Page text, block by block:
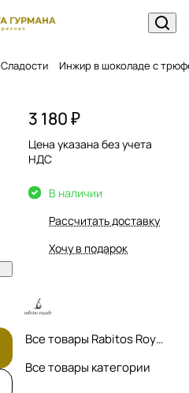
Сладости Инжир в шоколаде с
3 180 ₽
Цена указана без учета
НДС
В наличии
Рассчитать доставку
Хочу в подарок
Все товары Rabitos Royale
Все товары категории